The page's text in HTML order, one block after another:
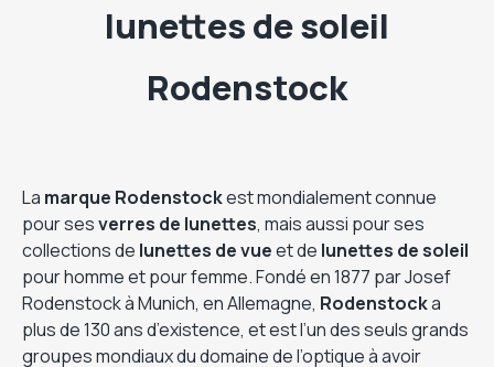
lunettes de soleil
Rodenstock
La marque Rodenstockest mondialement connue
pour sesverres de lunettes, mais aussi pour ses
collections de lunettes de vueet de lunettes de soleil
pour homme et pour femme. Fondé en 1877 par Josef
Rodenstock à Munich, en Allemagne, Rodenstocka
plus de 130 ans d’existence, et est l’un des seuls grands
groupes mondiaux du domaine de l’optique à avoir